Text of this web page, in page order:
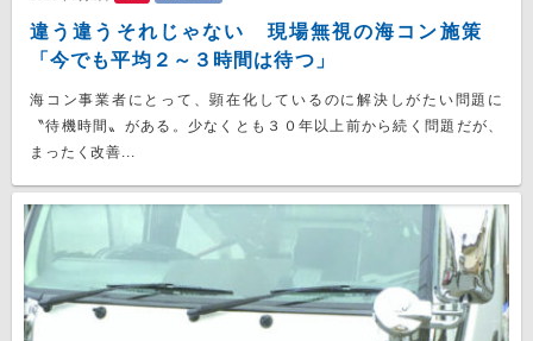
違う違うそれじゃない 現場無視の海コン施策
「今でも平均２～３時間は待つ」
海コン事業者にとって、顕在化しているのに解決しがたい問題に
〝待機時間〟がある。少なくとも３０年以上前から続く問題だが、
まったく改善...